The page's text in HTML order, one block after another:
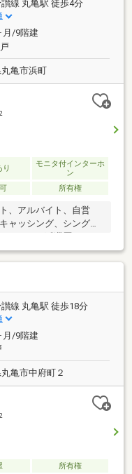
讃線 丸亀駅 徒歩4分
月/9階建
亀市浜町
2
り
モニタ付インターホ
ン
所有権
、アルバイト、自営
ャッシング、シングル
ジットの延滞歴がある
自分は無理かも…」と
審査通過例・年収300
年収260万／シングル
月／頭金0→通過・自営
通過・パート3年目/年
しません。通る方法
／【見学予約】から
讃線 丸亀駅 徒歩18分
月/9階建
亀市中府町２
2
所有権